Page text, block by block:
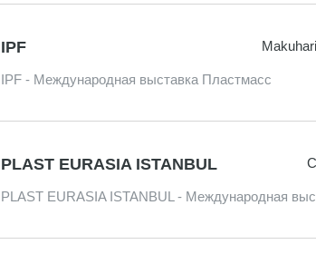
IPF
IPF - Международная выставка Пластмасс
PLAST EURASIA ISTANBUL
PLAST EURASIA ISTANBUL - Международная